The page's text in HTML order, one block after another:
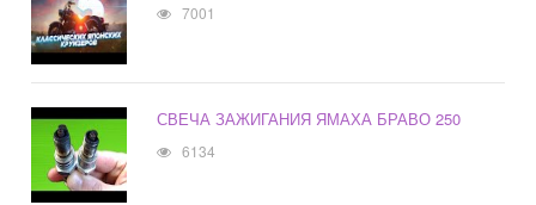
7001
СВЕЧА ЗАЖИГАНИЯ ЯМАХА БРАВО 250
6134